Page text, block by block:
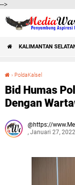
-->
KALIMANTAN
› PoldaKalsel
Bid Humas
Dengan
https://
, Januari 27,